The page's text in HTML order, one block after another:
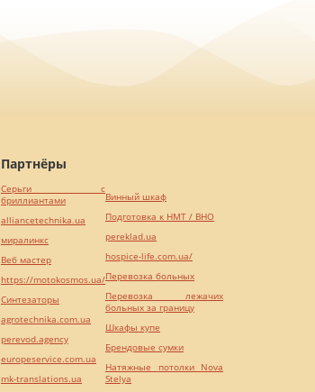
Партнёры
Серьги с
бриллиантами
alliancetechnika.ua
миралинкс
Веб мастер
https://motokosmos.ua/
Синтезаторы
agrotechnika.com.ua
perevod.agency
europeservice.com.ua
mk-translations.ua
Винный шкаф
Подготовка к НМТ / ВНО
pereklad.ua
hospice-life.com.ua/
Перевозка больных
Перевозка лежачих
больных за границу
Шкафы купе
Брендовые сумки
Натяжные потолки Nova
Stelya